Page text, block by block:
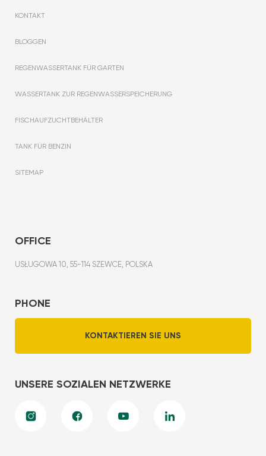
KONTAKT
BLOGGEN
REGENWASSERTANK FÜR GARTEN
WASSERTANK ZUR REGENWASSERSPEICHERUNG
FISCHAUFZUCHTBEHÄLTER
TANK FÜR BENZIN
SITEMAP
OFFICE
USŁUGOWA 10, 55-114 SZEWCE, POLSKA
PHONE
KONTAKTIEREN SIE UNS
UNSERE SOZIALEN NETZWERKE